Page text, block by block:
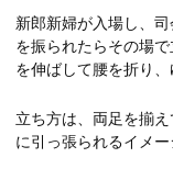
新郎新婦が入場し、
を振られたらその場
を伸ばして腰を折り
立ち方は、両足を揃
に引っ張られるイメ